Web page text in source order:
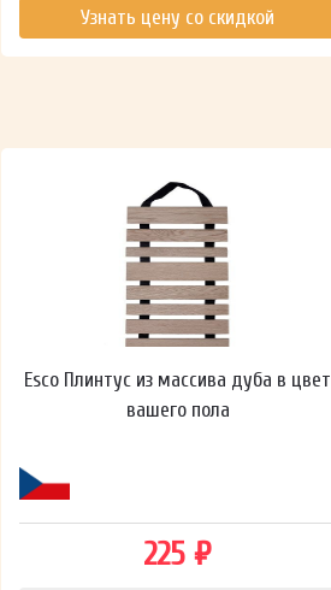
Узнать цену со скидкой
Esco Плинтус из массива дуба в цвет
вашего пола
225 ₽